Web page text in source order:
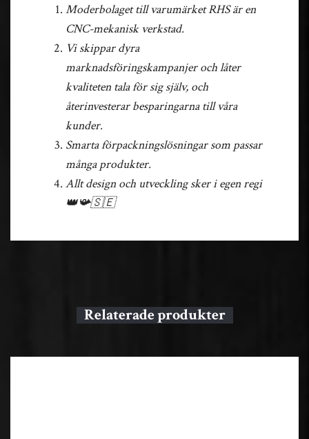
Moderbolaget till varumärket RHS är en
CNC-mekanisk verkstad.
Vi skippar dyra
marknadsföringskampanjer och låter
kvaliteten tala för sig själv, och
återinvesterar besparingarna till våra
kunder.
Smarta förpackningslösningar som passar
många produkter.
Allt design och utveckling sker i egen regi
👑📯🇸🇪